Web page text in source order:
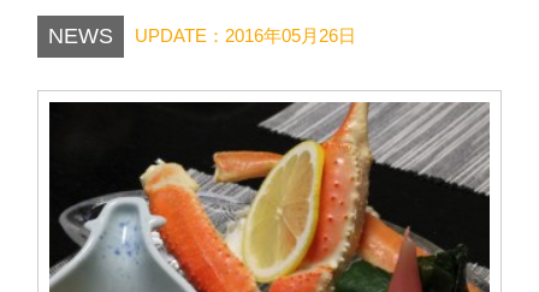
NEWS UPDATE：2016年05月26日